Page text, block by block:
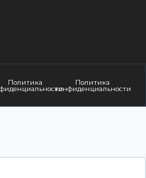
Политика
Политика
конфиденциальности